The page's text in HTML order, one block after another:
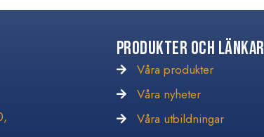
Produkter och Länkar
Våra produkter
Våra nyheter
Våra nyheter
Våra utbildningar
Våra utbildningar